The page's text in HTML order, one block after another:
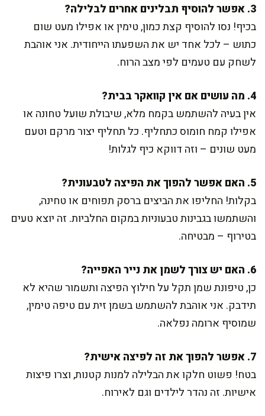
3. אפשר להוסיף תבלינים אחרים לבלילה?
בכיף! נסו להוסיף קצת כמון, טימין או אפילו מעט שום
כתוש – לכל אחד יש את השפעתו הייחודית. אני אוהבת
לשחק עם טעמים לפי מצב הרוח.
4. מה עושים אם אין קוואקר בבית?
אין בעיה להשתמש בקמח מלא, שיבולת שועל טחונה או
אפילו קמח חומוס כתחליף. כל תחליף יצור מרקם וטעם
מעט שונים – וזה דווקא כיף לגלות!
5. האם אפשר להפוך את הפיצה לטבעונית?
בקלות! החליפו את הביצים ברסק תפוחים או טחינה,
והשתמשו בגבינות טבעוניות במקום החלביות. זה יוצא טעים
בטירוף – מבטיחה.
6. האם יש צורך לשמן את נייר האפייה?
כן, טיפונת שמן תקל על חילוץ הפיצה ותשמור שהיא לא
תידבק. אני אוהבת להשתמש בשמן זית עם טיפה טימין,
שמוסיף ארומה נפלאה.
7. אפשר להפוך את זה לפיצה אישית?
בטח! פשוט חלקו את הבלילה למנות קטנות, וצרו פיצות
אישיות. זה נהדר לילדים וגם לאירוח.